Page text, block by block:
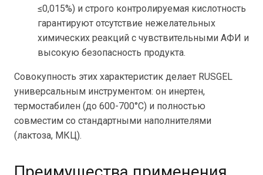
≤0,015%) и строго контролируемая кислотность
гарантируют отсутствие нежелательных
химических реакций с чувствительными АФИ и
высокую безопасность продукта.
Совокупность этих характеристик делает RUSGEL
универсальным инструментом: он инертен,
термостабилен (до 600-700°C) и полностью
совместим со стандартными наполнителями
(лактоза, МКЦ).